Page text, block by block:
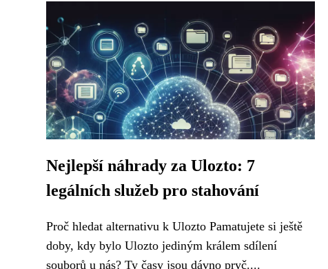
Nejlepší náhrady za Ulozto: 7
legálních služeb pro stahování
Proč hledat alternativu k Ulozto Pamatujete si ještě
doby, kdy bylo Ulozto jediným králem sdílení
souborů u nás? Ty časy jsou dávno pryč....